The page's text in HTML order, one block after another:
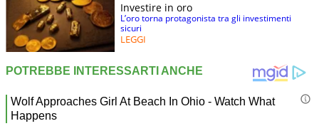
Investire in oro
L’oro torna protagonista tra gli investimenti
sicuri
LEGGI